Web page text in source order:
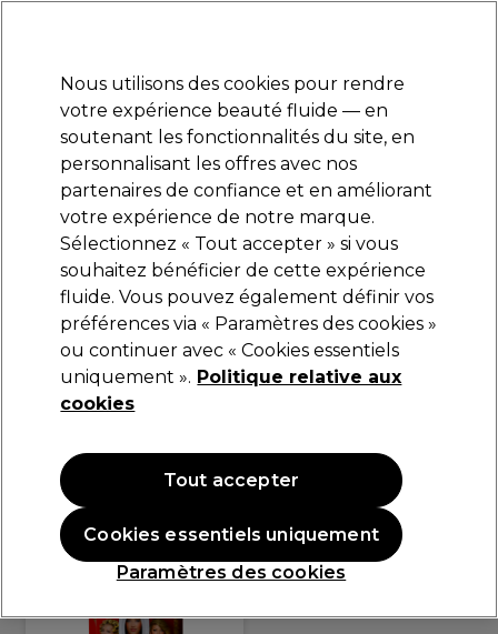
Se connecter
Marques Bons plans Coiffure Electro et Matériel
Livraison et délais
lire la suite
Marques Valera
Valera
Filters
Nous utilisons des cookies pour rendre
votre expérience beauté fluide — en
soutenant les fonctionnalités du site, en
personnalisant les offres avec nos
partenaires de confiance et en améliorant
votre expérience de notre marque.
Sélectionnez « Tout accepter » si vous
souhaitez bénéficier de cette expérience
fluide. Vous pouvez également définir vos
préférences via « Paramètres des cookies »
ou continuer avec « Cookies essentiels
uniquement ». Politique relative aux
cookies
Paramètres des cookies
Cookies essentiels uniquement
Tout accepter